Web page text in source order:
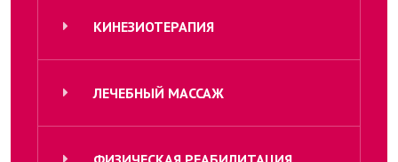
КИНЕЗИОТЕРАПИЯ
ЛЕЧЕБНЫЙ МАССАЖ